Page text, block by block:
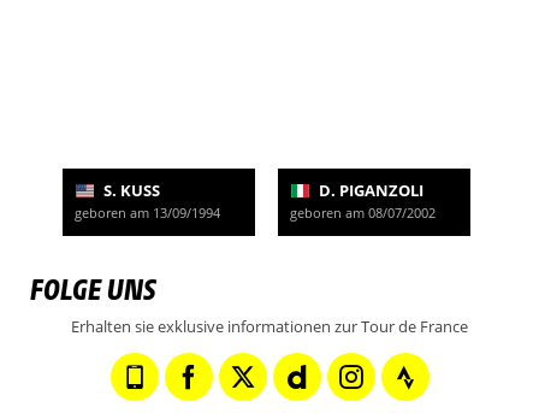
S. KUSS
geboren am 13/09/1994
D. PIGANZOLI
geboren am 08/07/2002
FOLGE UNS
Erhalten sie exklusive informationen zur Tour de France